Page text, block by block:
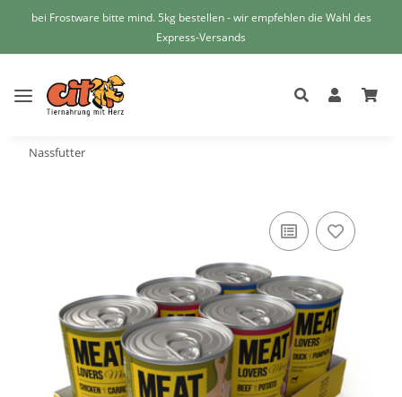
bei Frostware bitte mind. 5kg bestellen - wir empfehlen die Wahl des
Express-Versands
Nassfutter